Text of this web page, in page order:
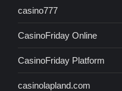
casino777
CasinoFriday Online
CasinoFriday Platform
casinolapland.com